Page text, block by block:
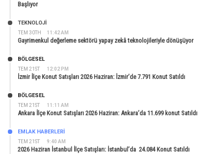
Başlıyor
TEM 30TH 11:42 AM
TEKNOLOJİ
Gayrimenkul değerleme sektörü yapay zekâ teknolojileriyle dönüşüyor
TEM 21ST 12:02 PM
BÖLGESEL
İzmir İlçe Konut Satışları 2026 Haziran: İzmir’de 7.791 Konut Satıldı
TEM 21ST 11:11 AM
BÖLGESEL
Ankara İlçe Konut Satışları 2026 Haziran: Ankara’da 11.699 konut Satıldı
TEM 21ST 9:40 AM
EMLAK HABERLERI
2026 Haziran İstanbul İlçe Satışları: İstanbul’da 24.084 Konut Satıldı